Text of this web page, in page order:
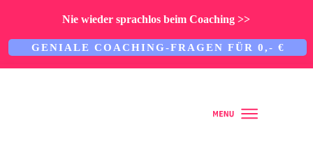
Nie wieder sprachlos beim Coaching >>
GENIALE COACHING-FRAGEN FÜR 0,- €